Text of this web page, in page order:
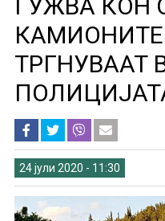
ГУЖВА КОН
ТРГНУВААТ
24 јули 2020 - 11:30